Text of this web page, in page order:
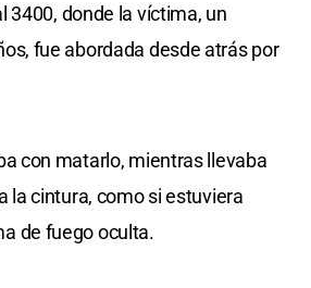
3400, donde la víctima, un
fue abordada desde atrás por
con matarlo, mientras llevaba
la cintura, como si estuviera
de fuego oculta.